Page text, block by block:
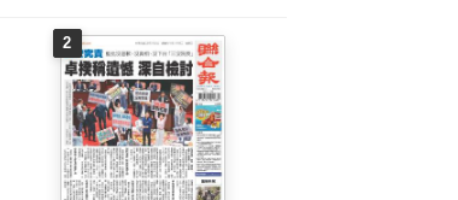
中國時報(0805 EPUB
完整版)
2